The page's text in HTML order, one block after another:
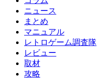
ニュース
まとめ
マニュアル
レトロゲーム調査隊
レビュー
取材
攻略